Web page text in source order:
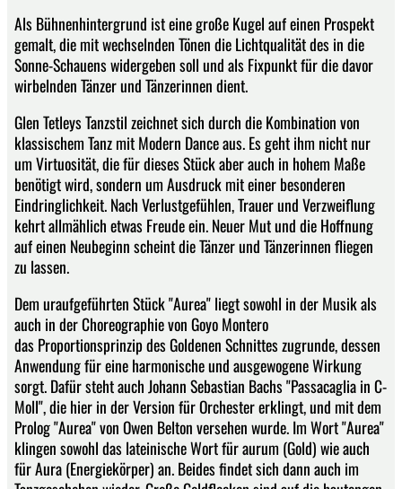
Als Bühnenhintergrund ist eine große Kugel auf einen Prospekt
gemalt, die mit wechselnden Tönen die Lichtqualität des in die
Sonne-Schauens widergeben soll und als Fixpunkt für die davor
wirbelnden Tänzer und Tänzerinnen dient.
Glen Tetleys Tanzstil zeichnet sich durch die Kombination von
klassischem Tanz mit Modern Dance aus. Es geht ihm nicht nur
um Virtuosität, die für dieses Stück aber auch in hohem Maße
benötigt wird, sondern um Ausdruck mit einer besonderen
Eindringlichkeit. Nach Verlustgefühlen, Trauer und Verzweiflung
kehrt allmählich etwas Freude ein. Neuer Mut und die Hoffnung
auf einen Neubeginn scheint die Tänzer und Tänzerinnen fliegen
zu lassen.
Dem uraufgeführten Stück "Aurea" liegt sowohl in der Musik als
auch in der Choreographie von Goyo Montero
das Proportionsprinzip des Goldenen Schnittes zugrunde, dessen
Anwendung für eine harmonische und ausgewogene Wirkung
sorgt. Dafür steht auch Johann Sebastian Bachs "Passacaglia in C-
Moll", die hier in der Version für Orchester erklingt, und mit dem
Prolog "Aurea" von Owen Belton versehen wurde. Im Wort "Aurea"
klingen sowohl das lateinische Wort für aurum (Gold) wie auch
für Aura (Energiekörper) an. Beides findet sich dann auch im